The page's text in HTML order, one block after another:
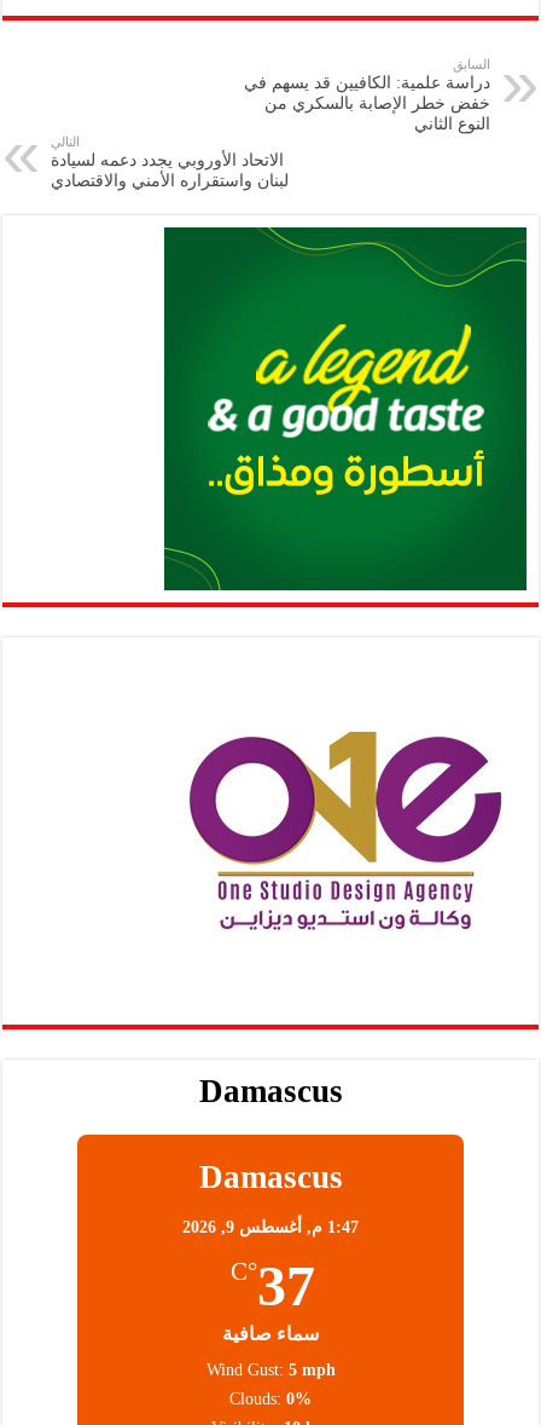
p
y
Li
n
eb
k
tt
nt
at
A
p
gr
ai
ar
السابق
دراسة علمية: الكافيين قد يسهم في
خفض خطر الإصابة بالسكري من
النوع الثاني
التالي
الاتحاد الأوروبي يجدد دعمه لسيادة
لبنان واستقراره الأمني والاقتصادي
Damascus
Damascus
1:47 م, أغسطس 9, 2026
37
°C
سماء صافية
Wind Gust: 5 mph
Clouds: 0%